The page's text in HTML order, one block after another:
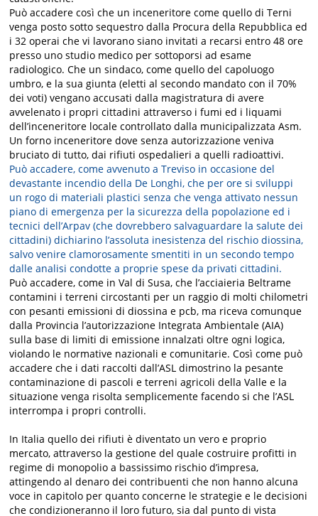
Può accadere così che un inceneritore come quello di Terni
venga posto sotto sequestro dalla Procura della Repubblica ed
i 32 operai che vi lavorano siano invitati a recarsi entro 48 ore
presso uno studio medico per sottoporsi ad esame
radiologico. Che un sindaco, come quello del capoluogo
umbro, e la sua giunta (eletti al secondo mandato con il 70%
dei voti) vengano accusati dalla magistratura di avere
avvelenato i propri cittadini attraverso i fumi ed i liquami
dell’inceneritore locale controllato dalla municipalizzata Asm.
Un forno inceneritore dove senza autorizzazione veniva
bruciato di tutto, dai rifiuti ospedalieri a quelli radioattivi.
Può accadere, come avvenuto a Treviso in occasione del
devastante incendio della De Longhi, che per ore si sviluppi
un rogo di materiali plastici senza che venga attivato nessun
piano di emergenza per la sicurezza della popolazione ed i
tecnici dell’Arpav (che dovrebbero salvaguardare la salute dei
cittadini) dichiarino l’assoluta inesistenza del rischio diossina,
salvo venire clamorosamente smentiti in un secondo tempo
dalle analisi condotte a proprie spese da privati cittadini.
Può accadere, come in Val di Susa, che l’acciaieria Beltrame
contamini i terreni circostanti per un raggio di molti chilometri
con pesanti emissioni di diossina e pcb, ma riceva comunque
dalla Provincia l’autorizzazione Integrata Ambientale (AIA)
sulla base di limiti di emissione innalzati oltre ogni logica,
violando le normative nazionali e comunitarie. Così come può
accadere che i dati raccolti dall’ASL dimostrino la pesante
contaminazione di pascoli e terreni agricoli della Valle e la
situazione venga risolta semplicemente facendo si che l’ASL
interrompa i propri controlli.
In Italia quello dei rifiuti è diventato un vero e proprio
mercato, attraverso la gestione del quale costruire profitti in
regime di monopolio a bassissimo rischio d’impresa,
attingendo al denaro dei contribuenti che non hanno alcuna
voce in capitolo per quanto concerne le strategie e le decisioni
che condizioneranno il loro futuro, sia dal punto di vista